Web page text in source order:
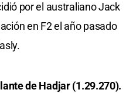
por el australiano Jack
en F2 el año pasado
de Hadjar (1.29.270).